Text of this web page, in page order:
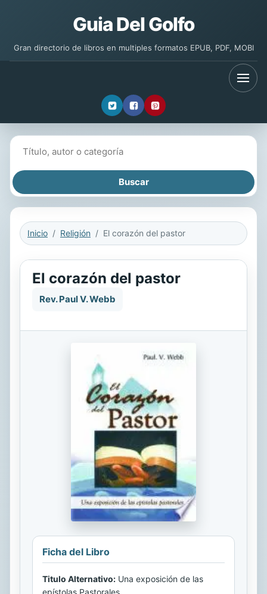
Guia Del Golfo
Gran directorio de libros en multiples formatos EPUB, PDF, MOBI
Inicio Religión El corazón del pastor
El corazón del pastor
Rev. Paul V. Webb
Ficha del Libro
Titulo Alternativo: Una exposición de las